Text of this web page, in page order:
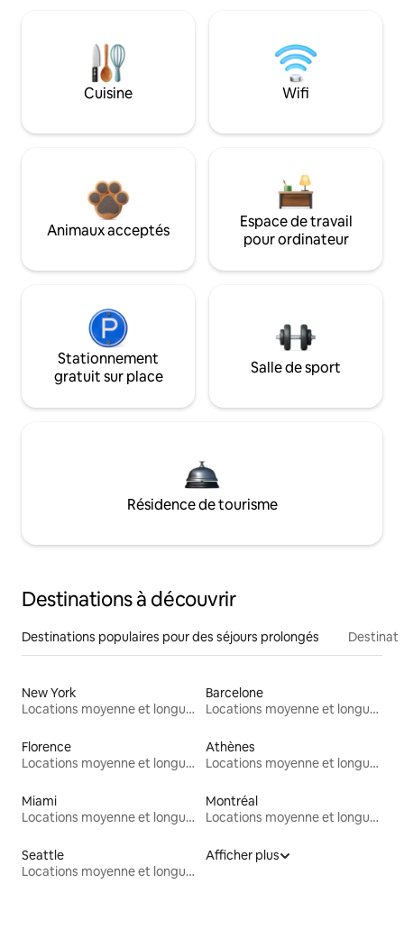
Cuisine Wifi
Animaux acceptés
Espace de travail
pour ordinateur
Stationnement
gratuit sur place
Salle de sport
Résidence de tourisme
Destinations à découvrir
Destinations populaires pour des séjours prolongés
New York
Locations moyenne et longue durée
Barcelone
Locations moyenne et longue durée
Florence
Locations moyenne et longue durée
Athènes
Locations moyenne et longue durée
Miami
Locations moyenne et longue durée
Montréal
Locations moyenne et longue durée
Seattle
Locations moyenne et longue durée
Afficher plus